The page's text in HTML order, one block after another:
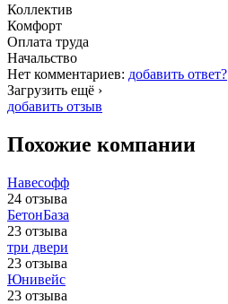
Коллектив
Комфорт
Оплата труда
Начальство
Нет комментариев: добавить ответ?
Загрузить ещё ›
добавить отзыв
Похожие компании
Навесофф
24 отзыва
БетонБаза
23 отзыва
три двери
23 отзыва
Юнивейс
23 отзыва